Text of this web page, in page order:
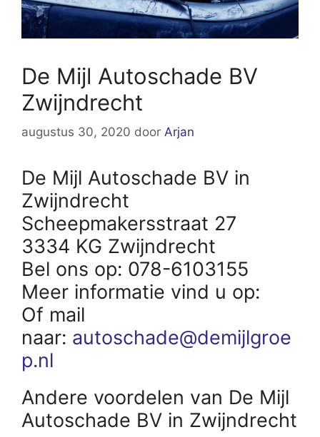
De Mijl Autoschade BV
Zwijndrecht
augustus 30, 2020 door Arjan
De Mijl Autoschade BV in
Zwijndrecht
Scheepmakersstraat 27
3334 KG Zwijndrecht
Bel ons op: 078-6103155
Meer informatie vind u op:
Of mail
naar: autoschade@demijlgroe
p.nl
Andere voordelen van De Mijl
Autoschade BV in Zwijndrecht